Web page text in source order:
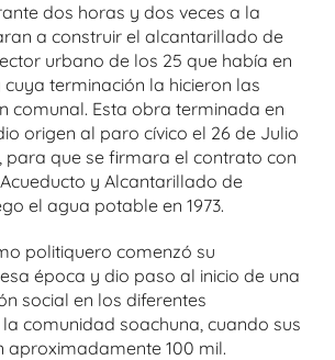
dos horas y dos veces a la
a construir el alcantarillado de
urbano de los 25 que había en
cuya terminación la hicieron las
comunal. Esta obra terminada en
origen al paro cívico el 26 de Julio
para que se firmara el contrato con
y Alcantarillado de
el agua potable en 1973.
politiquero comenzó su
época y dio paso al inicio de una
social en los diferentes
comunidad soachuna, cuando sus
aproximadamente 100 mil.